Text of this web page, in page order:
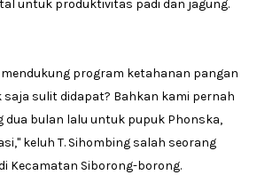
untuk produktivitas padi dan jagung.
program ketahanan pangan
sulit didapat? Bahkan kami pernah
dua bulan lalu untuk pupuk Phonska,
keluh T. Sihombing salah seorang
Kecamatan Siborong-borong.